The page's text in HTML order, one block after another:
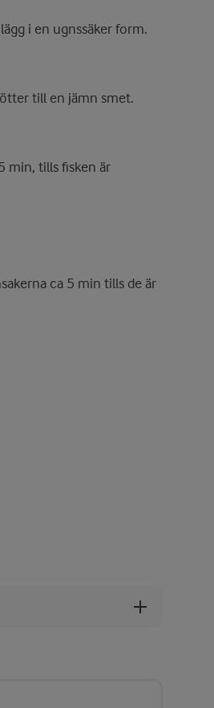
i en ugnssäker form.
till en jämn smet.
min, tills fisken är
ca 5 min tills de är